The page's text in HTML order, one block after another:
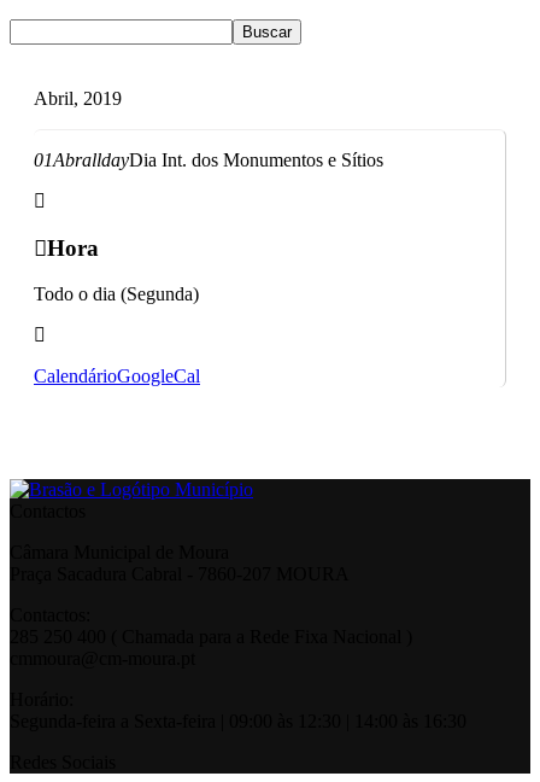
Abril, 2019
01AbralldayDia Int. dos Monumentos e Sítios
Hora
Todo o dia (Segunda)
CalendárioGoogleCal